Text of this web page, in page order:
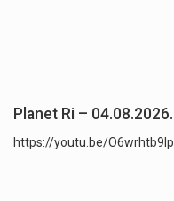
Planet Ri – 04.08.2026.
https://youtu.be/O6wrhtb9lpI